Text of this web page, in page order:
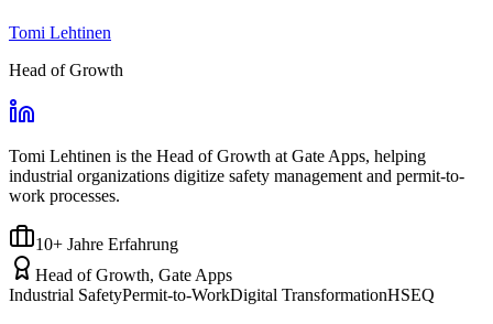
Tomi Lehtinen
Head of Growth
Tomi Lehtinen is the Head of Growth at Gate Apps, helping
industrial organizations digitize safety management and permit-to-
work processes.
10+ Jahre Erfahrung
Head of Growth, Gate Apps
Industrial SafetyPermit-to-WorkDigital TransformationHSEQ